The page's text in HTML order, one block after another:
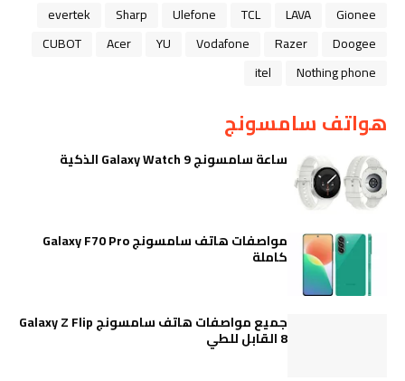
Gionee
LAVA
TCL
Ulefone
Sharp
evertek
Doogee
Razer
Vodafone
YU
Acer
CUBOT
Nothing phone
itel
هواتف سامسونج
ساعة سامسونج Galaxy Watch 9 الذكية
مواصفات هاتف سامسونج Galaxy F70 Pro
كاملة
جميع مواصفات هاتف سامسونج Galaxy Z Flip
8 القابل للطي